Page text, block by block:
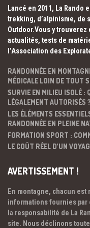
Lancé en 2011, La
trekking, d’alpinisme, de
Outdoor.Vous y
actualités, tests de
l’Association des
RANDONNÉE EN
MÉDICALE LOIN DE TOUT
SURVIE EN MILIEU ISOLÉ :
LÉGALEMENT AUTORISÉS ?
LES ÉLÉMENTS
RANDONNÉE EN PLEINE
FORMATION SPORT :
LE COÛT RÉEL D’UN
AVERTISSEMENT !
En montagne, chacun
informations fournies par
la responsabilité de La
site. Nous déclinons